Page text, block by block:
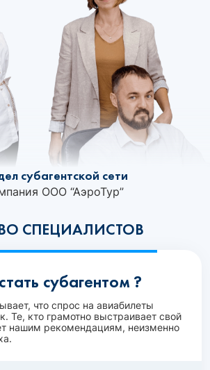
СПЕЦИАЛИСТОВ
субагентской сети
ООО “АэроТур”
субагентом ?
что спрос на авиабилеты
Те, кто грамотно выстраивает свой
нашим рекомендациям, неизменно